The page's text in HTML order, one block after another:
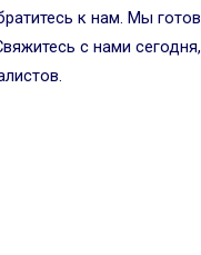
к нам. Мы
с нами